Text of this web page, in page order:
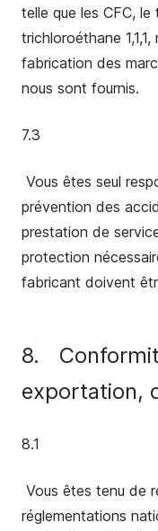
telle que les CFC,
trichloroéthane
fabrication des
nous sont fournis.
7.3
Vous êtes seul
prévention des
prestation de
protection
fabricant doivent
8.
exportation,
8.1
Vous êtes tenu de
réglementations